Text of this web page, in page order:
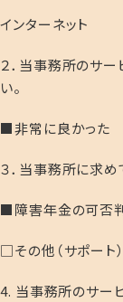
インターネット
２．当事務所のサ
い。
■非常に良かっ
３．当事務所に求め
■障害年金の可否
□その他（サポート）
4. 当事務所のサー